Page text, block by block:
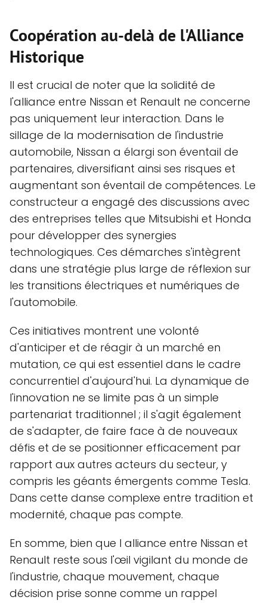
Coopération au-delà de l'Alliance
Historique
Il est crucial de noter que la solidité de
l'alliance entre Nissan et Renault ne concerne
pas uniquement leur interaction. Dans le
sillage de la modernisation de l'industrie
automobile, Nissan a élargi son éventail de
partenaires, diversifiant ainsi ses risques et
augmentant son éventail de compétences. Le
constructeur a engagé des discussions avec
des entreprises telles que Mitsubishi et Honda
pour développer des synergies
technologiques. Ces démarches s'intègrent
dans une stratégie plus large de réflexion sur
les transitions électriques et numériques de
l'automobile.
Ces initiatives montrent une volonté
d'anticiper et de réagir à un marché en
mutation, ce qui est essentiel dans le cadre
concurrentiel d'aujourd'hui. La dynamique de
l'innovation ne se limite pas à un simple
partenariat traditionnel ; il s'agit également
de s'adapter, de faire face à de nouveaux
défis et de se positionner efficacement par
rapport aux autres acteurs du secteur, y
compris les géants émergents comme Tesla.
Dans cette danse complexe entre tradition et
modernité, chaque pas compte.
En somme, bien que l alliance entre Nissan et
Renault reste sous l'œil vigilant du monde de
l'industrie, chaque mouvement, chaque
décision prise sonne comme un rappel